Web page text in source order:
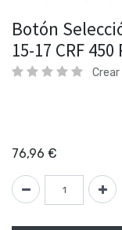
Botón
15-17 CRF 450
76,96 €